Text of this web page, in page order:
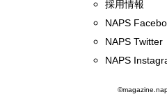
採用情報
NAPS
NAPS Twitter
NAPS